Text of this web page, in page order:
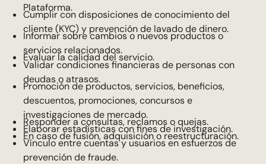
Plataforma.
Cumplir con disposiciones de conocimiento del
cliente (KYC) y prevención de lavado de dinero.
Informar sobre cambios o nuevos productos o
servicios relacionados.
Evaluar la calidad del servicio.
Validar condiciones financieras de personas con
deudas o atrasos.
Promoción de productos, servicios, beneficios,
descuentos, promociones, concursos e
investigaciones de mercado.
Responder a consultas, reclamos o quejas.
Elaborar estadísticas con fines de investigación.
En caso de fusión, adquisición o reestructuración.
Vínculo entre cuentas y usuarios en esfuerzos de
prevención de fraude.